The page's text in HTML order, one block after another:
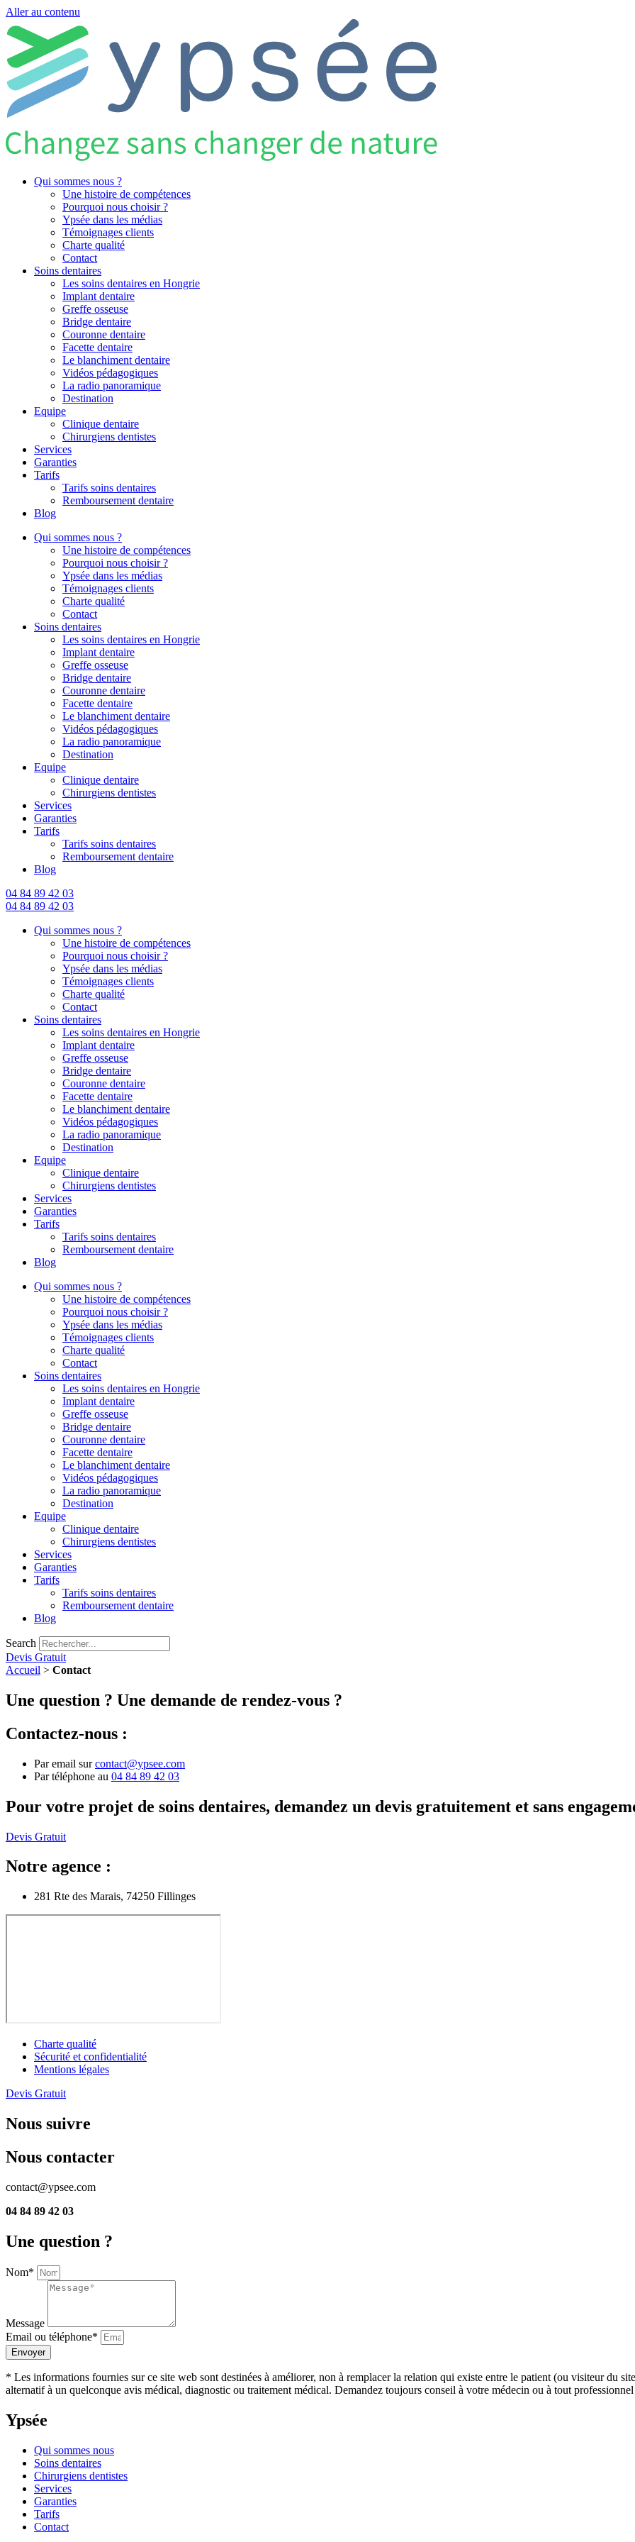
Aller au contenu
Qui sommes nous ?
Une histoire de compétences
Pourquoi nous choisir ?
Ypsée dans les médias
Témoignages clients
Charte qualité
Contact
Soins dentaires
Les soins dentaires en Hongrie
Implant dentaire
Greffe osseuse
Bridge dentaire
Couronne dentaire
Facette dentaire
Le blanchiment dentaire
Vidéos pédagogiques
La radio panoramique
Destination
Equipe
Clinique dentaire
Chirurgiens dentistes
Services
Garanties
Tarifs
Tarifs soins dentaires
Remboursement dentaire
Blog
Qui sommes nous ?
Une histoire de compétences
Pourquoi nous choisir ?
Ypsée dans les médias
Témoignages clients
Charte qualité
Contact
Soins dentaires
Les soins dentaires en Hongrie
Implant dentaire
Greffe osseuse
Bridge dentaire
Couronne dentaire
Facette dentaire
Le blanchiment dentaire
Vidéos pédagogiques
La radio panoramique
Destination
Equipe
Clinique dentaire
Chirurgiens dentistes
Services
Garanties
Tarifs
Tarifs soins dentaires
Remboursement dentaire
Blog
04 84 89 42 03
04 84 89 42 03
Qui sommes nous ?
Une histoire de compétences
Pourquoi nous choisir ?
Ypsée dans les médias
Témoignages clients
Charte qualité
Contact
Soins dentaires
Les soins dentaires en Hongrie
Implant dentaire
Greffe osseuse
Bridge dentaire
Couronne dentaire
Facette dentaire
Le blanchiment dentaire
Vidéos pédagogiques
La radio panoramique
Destination
Equipe
Clinique dentaire
Chirurgiens dentistes
Services
Garanties
Tarifs
Tarifs soins dentaires
Remboursement dentaire
Blog
Qui sommes nous ?
Une histoire de compétences
Pourquoi nous choisir ?
Ypsée dans les médias
Témoignages clients
Charte qualité
Contact
Soins dentaires
Les soins dentaires en Hongrie
Implant dentaire
Greffe osseuse
Bridge dentaire
Couronne dentaire
Facette dentaire
Le blanchiment dentaire
Vidéos pédagogiques
La radio panoramique
Destination
Equipe
Clinique dentaire
Chirurgiens dentistes
Services
Garanties
Tarifs
Tarifs soins dentaires
Remboursement dentaire
Blog
Search
Devis Gratuit
Accueil > Contact
Une question ? Une demande de rendez-vous ?
Contactez-nous :
Par email surcontact@ypsee.com
Par téléphone au 04 84 89 42 03
Pour votre projet de soins dentaires, demandez un devis gratuitement et sans
Devis Gratuit
Notre agence :
281 Rte des Marais, 74250 Fillinges
Charte qualité
Sécurité et confidentialité
Mentions légales
Devis Gratuit
Nous suivre
Nous contacter
contact@ypsee.com
04 84 89 42 03
Une question ?
Nom*
Message
Email ou téléphone*
Envoyer
* Les informations fournies sur ce site web sont destinées à améliorer, non à remplacer la relation qui existe entre le patient (ou visiteur du
alternatif à un quelconque avis médical, diagnostic ou traitement médical. Demandez toujours conseil à votre médecin ou à tout
Ypsée
Qui sommes nous
Soins dentaires
Chirurgiens dentistes
Services
Garanties
Tarifs
Contact